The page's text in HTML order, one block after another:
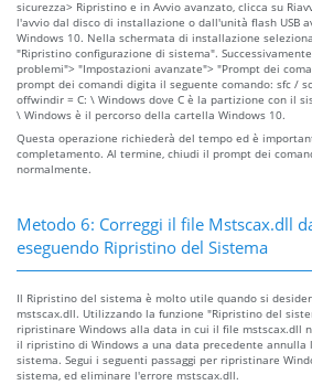
sicurezza> Ripristino e in Avvio avanzato, clicca su
l'avvio dal disco di installazione o dall'unità flash USB
Windows 10. Nella schermata di installazione
"Ripristino configurazione di sistema".
problemi"> "Impostazioni avanzate"> "Prompt dei
prompt dei comandi digita il seguente comando: sfc /
offwindir = C: \ Windows dove C è la partizione con il
\ Windows è il percorso della cartella Windows 10.
Questa operazione richiederà del tempo ed è
completamento. Al termine, chiudi il prompt dei
normalmente.
Metodo 6: Correggi il file Mstscax.dll
eseguendo Ripristino del Sistema
Il Ripristino del sistema è molto utile quando si
mstscax.dll. Utilizzando la funzione "Ripristino del
ripristinare Windows alla data in cui il file mstscax.dll
il ripristino di Windows a una data precedente
sistema. Segui i seguenti passaggi per ripristinare
sistema, ed eliminare l'errore mstscax.dll.